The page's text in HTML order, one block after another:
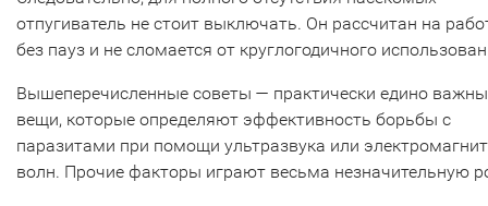
отпугиватель не стоит выключать. Он рассчитан на
без пауз и не сломается от круглогодичного
Вышеперечисленные советы — практически едино
вещи, которые определяют эффективность борьбы с
паразитами при помощи ультразвука или
волн. Прочие факторы играют весьма незначительную